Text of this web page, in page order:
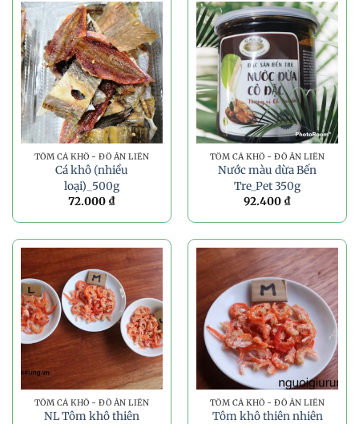
TÔM CÁ KHÔ - ĐỒ ĂN LIỀN
Cá khô (nhiều
loại)_500g
72.000 ₫
TÔM CÁ KHÔ - ĐỒ ĂN LIỀN
Nước màu dừa Bến
Tre_Pet 350g
92.400 ₫
TÔM CÁ KHÔ - ĐỒ ĂN LIỀN
NL Tôm khô thiên
TÔM CÁ KHÔ - ĐỒ ĂN LIỀN
Tôm khô thiên nhiên